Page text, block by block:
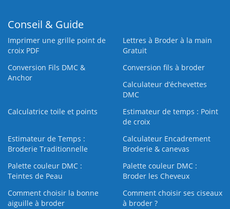
Conseil & Guide
Imprimer une grille point de
croix PDF
Lettres à Broder à la main
Gratuit
Conversion Fils DMC &
Anchor
Conversion fils à broder
Calculateur d’échevettes
DMC
Calculatrice toile et points
Estimateur de temps : Point
de croix
Estimateur de Temps :
Broderie Traditionnelle
Calculateur Encadrement
Broderie & canevas
Palette couleur DMC :
Teintes de Peau
Palette couleur DMC :
Broder les Cheveux
Comment choisir la bonne
aiguille à broder
Comment choisir ses ciseaux
à broder ?